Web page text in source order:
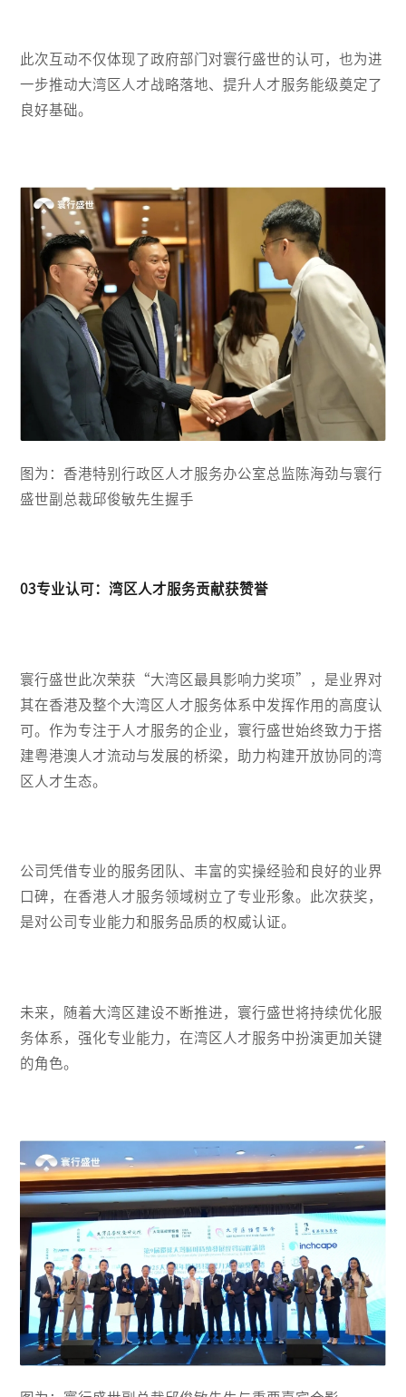
此次互动不仅体现了政府部门对寰行盛世的认可，也为进
一步推动大湾区人才战略落地、提升人才服务能级奠定了
良好基础。
图为：香港特别行政区人才服务办公室总监陈海劲与寰行
盛世副总裁邱俊敏先生握手
03专业认可：湾区人才服务贡献获赞誉
寰行盛世此次荣获“大湾区最具影响力奖项”，是业界对
其在香港及整个大湾区人才服务体系中发挥作用的高度认
可。作为专注于人才服务的企业，寰行盛世始终致力于搭
建粤港澳人才流动与发展的桥梁，助力构建开放协同的湾
区人才生态。
公司凭借专业的服务团队、丰富的实操经验和良好的业界
口碑，在香港人才服务领域树立了专业形象。此次获奖，
是对公司专业能力和服务品质的权威认证。
未来，随着大湾区建设不断推进，寰行盛世将持续优化服
务体系，强化专业能力，在湾区人才服务中扮演更加关键
的角色。